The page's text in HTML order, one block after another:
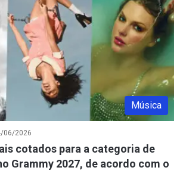
Música
06/2026
cotados para a categoria de
Grammy 2027, de acordo com o